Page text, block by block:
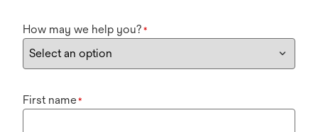
How may we help you? *
First name*